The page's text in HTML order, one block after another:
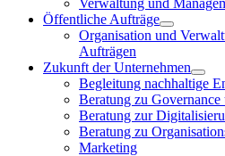
Öffentliche Aufträge
Organisation und
Aufträgen
Zukunft der Unternehmen
Begleitung nachhaltige
Beratung zu
Beratung zur
Beratung zu
Marketing